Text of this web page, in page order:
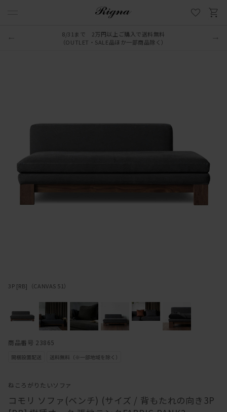
LINE新規追加でクーポンプレゼント
8/31まで 2万円以上ご購入で送料無料
（OUTLET・SALE品ほか一部商品除く）
ねころがりたいソファ
コモリ ソファ(ベンチ) (サイズ / 背もたれの向き3P
3P [RB]（CANVAS 51）
商品番号 23865